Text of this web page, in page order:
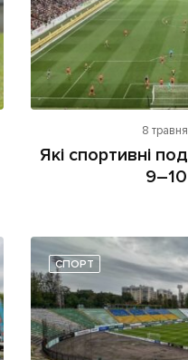
8
Які спортивні
СПОРТ